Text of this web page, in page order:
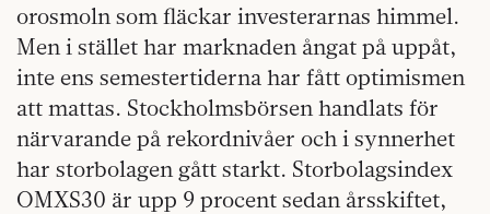
orosmoln som fläckar investerarnas himmel.
Men i stället har marknaden ångat på uppåt,
inte ens semestertiderna har fått optimismen
att mattas. Stockholmsbörsen handlats för
närvarande på rekordnivåer och i synnerhet
har storbolagen gått starkt. Storbolagsindex
OMXS30 är upp 9 procent sedan årsskiftet,